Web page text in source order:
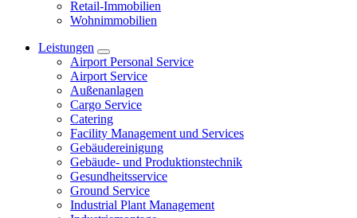
Retail-Immobilien
Wohnimmobilien
Leistungen
Airport Personal Service
Airport Service
Außenanlagen
Cargo Service
Catering
Facility Management und Services
Gebäudereinigung
Gebäude- und Produktionstechnik
Gesundheitsservice
Ground Service
Industrial Plant Management